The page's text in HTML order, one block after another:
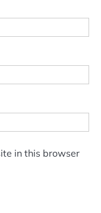
in this browser